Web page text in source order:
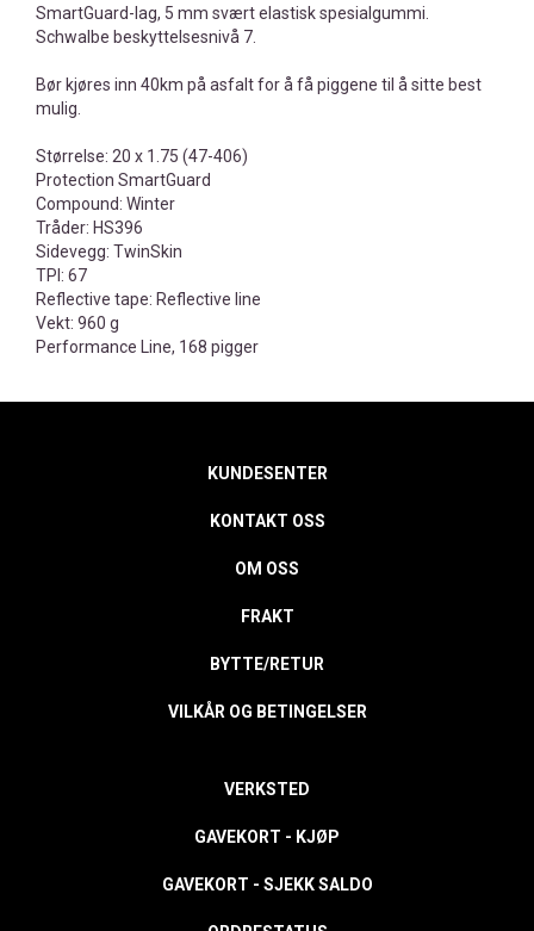
SmartGuard-lag, 5 mm svært elastisk spesialgummi.
Schwalbe beskyttelsesnivå 7.
Bør kjøres inn 40km på asfalt for å få piggene til å sitte best
mulig.
Størrelse: 20 x 1.75 (47-406)
Protection SmartGuard
Compound: Winter
Tråder: HS396
Sidevegg: TwinSkin
TPI: 67
Reflective tape: Reflective line
Vekt: 960 g
Performance Line, 168 pigger
KUNDESENTER
KONTAKT OSS
OM OSS
FRAKT
BYTTE/RETUR
VILKÅR OG BETINGELSER
VERKSTED
GAVEKORT - KJØP
GAVEKORT - SJEKK SALDO